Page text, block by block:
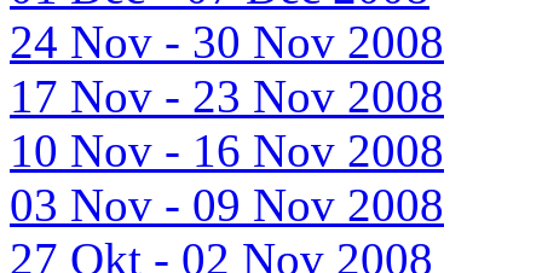
24 Nov - 30 Nov 2008
17 Nov - 23 Nov 2008
10 Nov - 16 Nov 2008
03 Nov - 09 Nov 2008
27 Okt - 02 Nov 2008